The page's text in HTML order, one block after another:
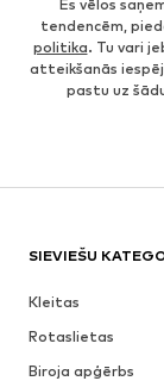
Es vēlos
tendencēm,
politika. Tu vari
atteikšanās
pastu uz
SIEVIEŠU
Kleitas
Rotaslietas
Biroja apģērbs